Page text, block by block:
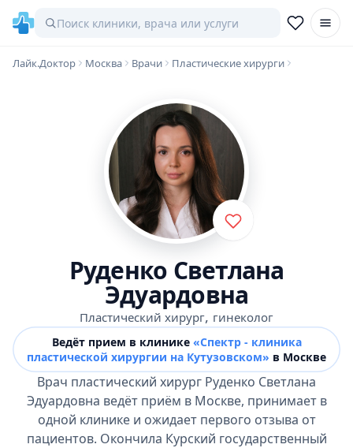
Лайк.Доктор Москва Врачи Пластические хирурги
Руденко Светлана
Эдуардовна
Пластический хирург, гинеколог
Ведёт прием в клинике «Спектр - клиника
пластической хирургии на Кутузовском» в Москве
Врач пластический хирург Руденко Светлана
Эдуардовна ведёт приём в Москве, принимает в
одной клинике и ожидает первого отзыва от
пациентов. Окончила Курский государственный